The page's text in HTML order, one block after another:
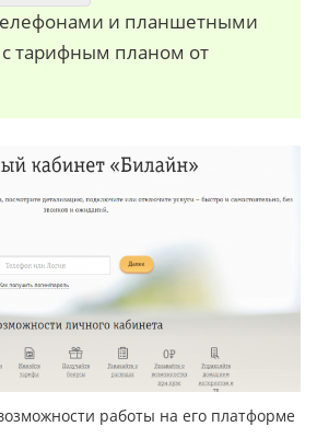
и планшетными
с тарифным планом от
работы на его платформе